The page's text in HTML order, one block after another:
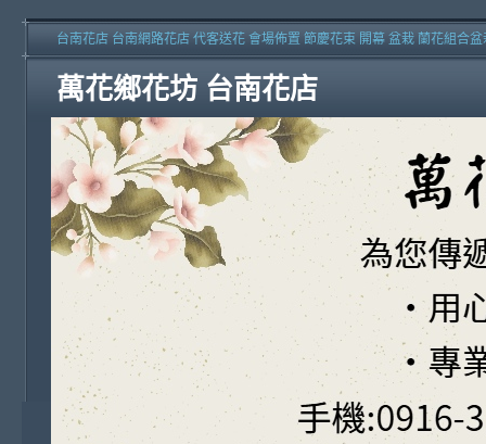
萬花鄉花坊 台南花店
台南花店 台南網路花店 代客送花 會場佈置 節慶花束 開幕 盆栽 蘭花組合